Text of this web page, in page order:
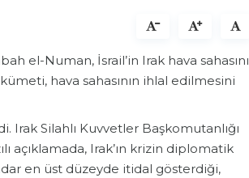
el-Numan, İsrail’in Irak hava sahasını
hava sahasının ihlal edilmesini
Irak Silahlı Kuvvetler Başkomutanlığı
açıklamada, Irak’ın krizin diplomatik
en üst düzeyde itidal gösterdiği,